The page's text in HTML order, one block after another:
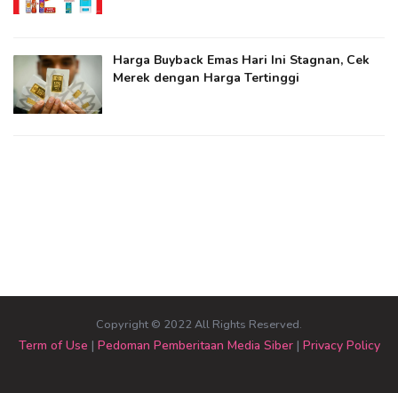
Harga Buyback Emas Hari Ini Stagnan, Cek
Merek dengan Harga Tertinggi
Copyright © 2022 All Rights Reserved.
Term of Use | Pedoman Pemberitaan Media Siber| Privacy Policy